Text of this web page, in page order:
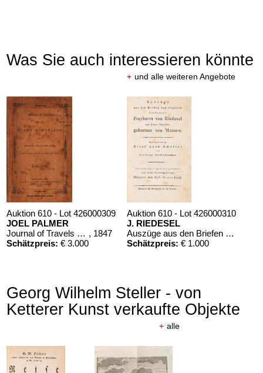
Was Sie auch interessieren könnte
+ und alle weiteren Angebote
Auktion 610 - Lot 426000309
JOEL PALMER
Journal of Travels over the Rocky Mountains , 1847
Schätzpreis: € 3.000
Auktion 610 - Lot 426000310
J. RIEDESEL
Auszüge aus den Briefen von Riedesel ... Reise nach America
Schätzpreis: € 1.000
Georg Wilhelm Steller - von
Ketterer Kunst verkaufte Objekte
+ alle